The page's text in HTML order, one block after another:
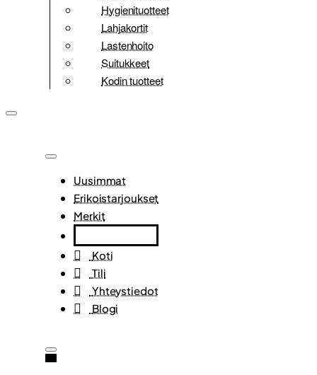
Hygienituotteet
Lahjakortit
Lastenhoito
Suitukkeet
Kodin tuotteet
Uusimmat
Erikoistarjoukset
Merkit
Koti
Tili
Yhteystiedot
Blogi